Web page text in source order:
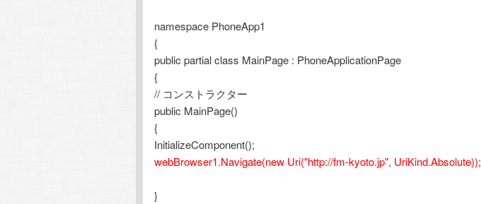
namespace PhoneApp1
{
public partial class MainPage : PhoneApplicationPage
{
// コンストラクター
public MainPage()
{
InitializeComponent();
webBrowser1.Navigate(new Uri("http://fm-kyoto.jp", UriKind.Absolute));
}